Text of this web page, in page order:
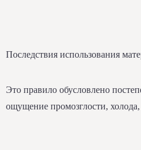
Последствия использования
Это правило обусловлено
ощущение промозглости,